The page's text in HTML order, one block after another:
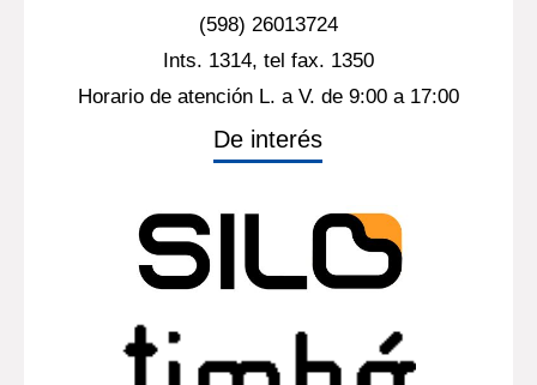
(598) 26013724
Ints. 1314, tel fax. 1350
Horario de atención L. a V. de 9:00 a 17:00
De interés